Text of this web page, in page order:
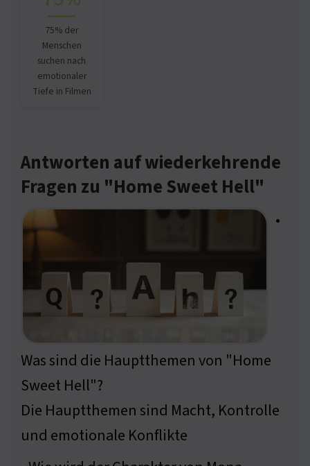
75% der
Menschen
suchen nach
emotionaler
Tiefe in Filmen
Antworten auf wiederkehrende
Fragen zu "Home Sweet Hell"
•
Was sind die Hauptthemen von "Home
Sweet Hell"?
Die Hauptthemen sind Macht, Kontrolle
und emotionale Konflikte